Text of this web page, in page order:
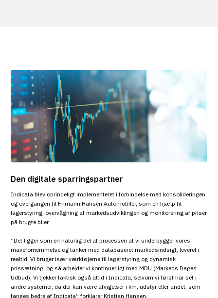
Den digitale sparringspartner
Indicata blev oprindeligt implementeret i forbindelse med konsolideringen
og overgangen til Frimann Hansen Automobiler, som en hjælp til
lagerstyring, overvågning af markedsudviklingen og monitorering af priser
på brugte biler.
”Det ligger som en naturlig del af processen at vi underbygger vores
mavefornemmelse og tanker med databaseret markedsindsigt, leveret i
realtid. Vi bruger især værktøjerne til lagerstyring og dynamisk
prissætning, og så arbejder vi kontinuerligt med MDU (Markeds Dages
Udbud). Vi tjekker faktisk også altid i Indicata, selvom vi først har set i
andre systemer, da der kan være afvigelser i km, udstyr eller andet, som
fanges bedre af Indicata” forklarer Kristian Hansen.